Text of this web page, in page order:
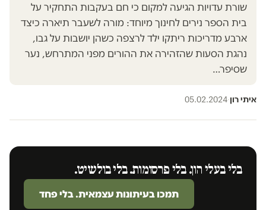
שורת עדויות הגיעה למקום כי חם בעקבות התחקיר על
בית הספר נירים לחינוך מיוחד: מורה לשעבר תיארה כיצד
ארבע מדריכות ריתקו ילד לרצפה כשהן יושבות על גבו,
נהגת הסעות שהזהירה את ההורים מפני המתרחש, נער
שסיפר…
איתי רון·
05.02.2024
בלי בעלי הון. בלי פרסומות. בלי בולשיט.
תמכו בעיתונות עצמאית. בלי פחד